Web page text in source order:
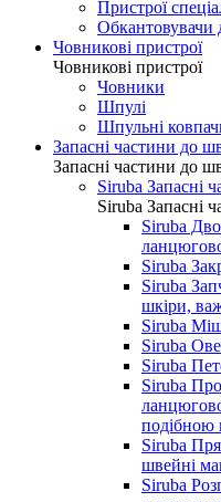
Пристрої
Обкантовувачи
Човникові пристрої
Човникові пристрої
Човники
Шпулі
Шпульні
Запасні частини до
Запасні частини до
Siruba Запасні
Siruba Запасні
Siruba
Siruba
Siruba
шкіри,
Siruba
Siruba
Siruba
Siruba
подібною
Siruba
швейні
Siruba